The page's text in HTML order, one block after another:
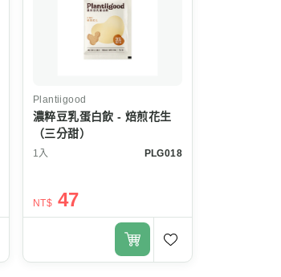
Plantiigood
濃粹豆乳蛋白飲 - 焙煎花生
（三分甜）
1入 PLG018
NT$ 47